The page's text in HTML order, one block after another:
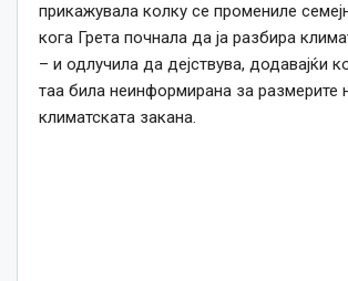
прикажувала колку се промениле
кога Грета почнала да ја разбира
– и одлучила да дејствува, додавајќи
таа била неинформирана за размерите
климатската закана.